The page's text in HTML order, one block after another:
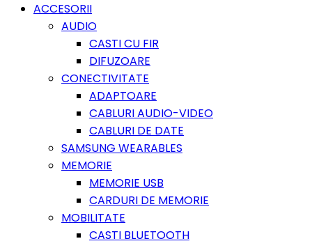
ACCESORII
AUDIO
CASTI CU FIR
DIFUZOARE
CONECTIVITATE
ADAPTOARE
CABLURI AUDIO-VIDEO
CABLURI DE DATE
SAMSUNG WEARABLES
MEMORIE
MEMORIE USB
CARDURI DE MEMORIE
MOBILITATE
CASTI BLUETOOTH